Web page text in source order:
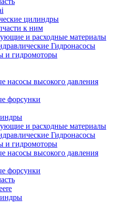
цилиндры
к ним
и расходные материалы
Гидронасосы
и гидромоторы
насосы высокого давления
форсунки
и расходные материалы
Гидронасосы
и гидромоторы
насосы высокого давления
форсунки